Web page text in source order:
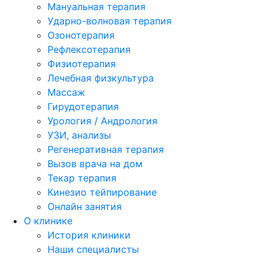
Мануальная терапия
Ударно-волновая терапия
Озонотерапия
Рефлексотерапия
Физиотерапия
Лечебная физкультура
Массаж
Гирудотерапия
Урология / Андрология
УЗИ, анализы
Регенеративная терапия
Вызов врача на дом
Текар терапия
Кинезио тейпирование
Онлайн занятия
О клинике
История клиники
Наши специалисты